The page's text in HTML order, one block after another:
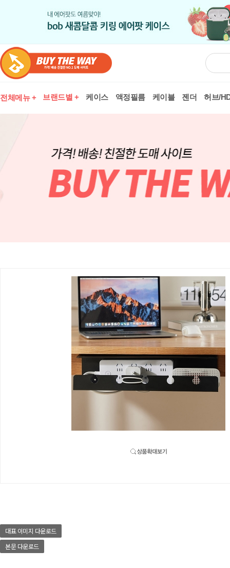
전체메뉴 + 브랜드별 + 케이스 액정필름 케이블 젠더 허브/
대표 이미지 다운로드
본문 다운로드